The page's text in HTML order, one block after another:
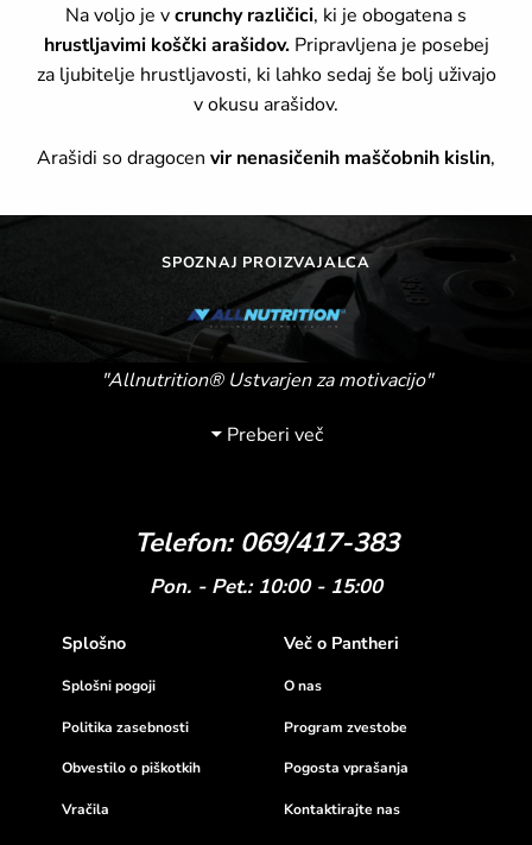
Na voljo je vcrunchy različici, ki je obogatena s
hrustljavimi koščki arašidov. Pripravljena je posebej
za ljubitelje hrustljavosti, ki lahko sedaj še bolj uživajo
v okusu arašidov.
Arašidi so dragocen vir nenasičenih maščobnih kislin,
zmanjšujejo tveganje za aterosklerozo in bolezni srca
Peanut Butter lahko uporabite na različne načine.
Lahko ga uporabite kot dodatek jutranji ovseni kaši in
palačinkam ali pa ga dodate začinjenim jedem kot je
piščanec z rižem. Uporaben je tudi pri peki domačih
sladic in piškotov.
SPOZNAJ PROIZVAJALCA
"Allnutrition® Ustvarjen za motivacijo"
Preberi več
Telefon: 069/417-383
Pon. - Pet.: 10:00 - 15:00
Splošno
Splošni pogoji
Politika zasebnosti
Obvestilo o piškotkih
Vračila
Več o Pantheri
O nas
Program zvestobe
Pogosta vprašanja
Kontaktirajte nas